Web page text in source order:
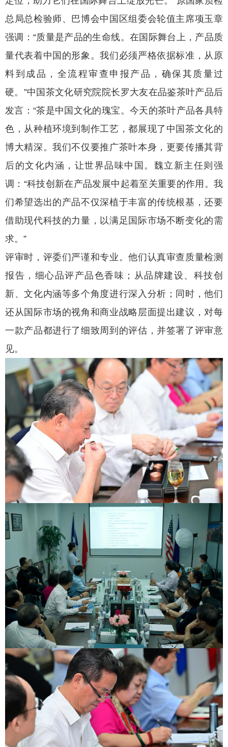
总局总检验师、巴博会中国区组委会轮值主席项玉章
强调：“质量是产品的生命线。在国际舞台上，产品质
量代表着中国的形象。我们必须严格依据标准，从原
料到成品，全流程审查申报产品，确保其质量过
硬。”中国茶文化研究院院长罗大友在品鉴茶叶产品后
发言：“茶是中国文化的瑰宝。今天的茶叶产品各具特
色，从种植环境到制作工艺，都展现了中国茶文化的
博大精深。我们不仅要推广茶叶本身，更要传播其背
后的文化内涵，让世界品味中国。魏立新主任则强
调：“科技创新在产品发展中起着至关重要的作用。我
们希望选出的产品不仅深植于丰富的传统根基，还要
借助现代科技的力量，以满足国际市场不断变化的需
求。”
评审时，评委们严谨和专业。他们认真审查质量检测
报告，细心品评产品色香味；从品牌建设、科技创
新、文化内涵等多个角度进行深入分析；同时，他们
还从国际市场的视角和商业战略层面提出建议，对每
一款产品都进行了细致周到的评估，并签署了评审意
见。